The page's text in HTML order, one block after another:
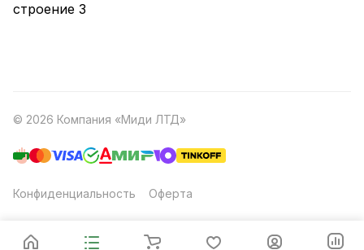
строение 3
© 2026 Компания «Миди ЛТД»
Конфиденциальность Оферта